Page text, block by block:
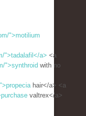
">motilium
">tadalafil</a> <a
">synthroid with no
hair</a> <a
valtrex</a>